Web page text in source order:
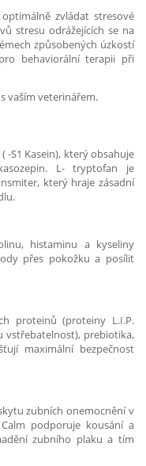
zvládat stresové
stresu odrážejících se na
způsobených úzkostí
behaviorální terapii při
vaším veterinářem.
S1 Kasein), který obsahuje
L- tryptofan je
který hraje zásadní
histaminu a kyseliny
přes pokožku a posílit
proteinů (proteiny L.I.P.
vstřebatelnost), prebiotika,
maximální bezpečnost
zubních onemocnění v
podporuje kousání a
zubního plaku a tím